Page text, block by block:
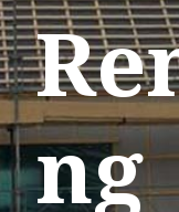
ng